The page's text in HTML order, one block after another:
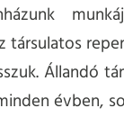
társulatos
Állandó
évben,